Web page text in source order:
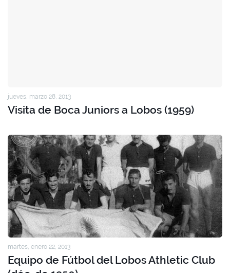
jueves, marzo 28, 2013
Visita de Boca Juniors a Lobos (1959)
martes, enero 22, 2013
Equipo de Fútbol del Lobos Athletic Club